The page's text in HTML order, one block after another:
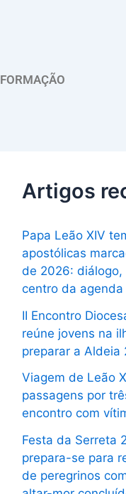
FORMAÇÃO
Artigos
Papa Leão XIV
apostólicas
de 2026: diálogo,
centro da agenda
II Encontro
reúne jovens na
preparar a Aldeia
Viagem de Leão
passagens por
encontro com
Festa da Serreta
prepara-se para
de peregrinos
u